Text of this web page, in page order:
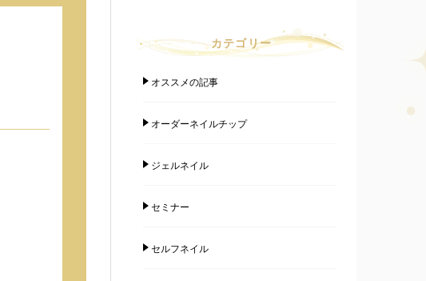
カテゴリー
オススメの記事
オーダーネイルチップ
ジェルネイル
セミナー
セルフネイル